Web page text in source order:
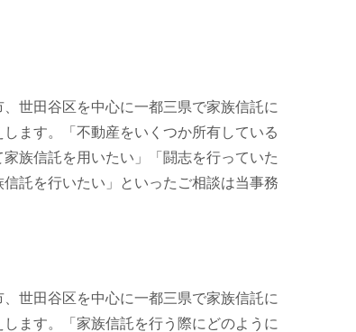
世田谷区を中心に一都三県で家族信託に
ます。「不動産をいくつか所有している
族信託を用いたい」「闘志を行っていた
託を行いたい」といったご相談は当事務
世田谷区を中心に一都三県で家族信託に
ます。「家族信託を行う際にどのように